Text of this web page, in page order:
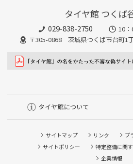
タイヤ館 つくば
029-838-2750
10
〒305-0868 茨城県つくば市台町1
タイヤ館について
サイトマップ リンク
プ
サイトポリシー
特定整備に関
企業情報